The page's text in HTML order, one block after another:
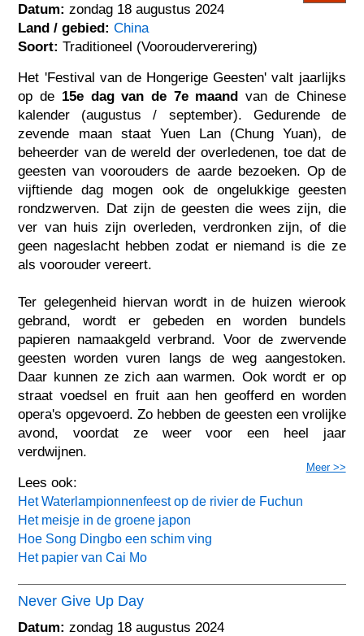
Datum: zondag 18 augustus 2024
Land / gebied: China
Soort: Traditioneel (Voorouderverering)
Het 'Festival van de Hongerige Geesten' valt jaarlijks
op de 15e dag van de 7e maand van de Chinese
kalender (augustus / september). Gedurende de
zevende maan staat Yuen Lan (Chung Yuan), de
beheerder van de wereld der overledenen, toe dat de
geesten van voorouders de aarde bezoeken. Op de
vijftiende dag mogen ook de ongelukkige geesten
rondzwerven. Dat zijn de geesten die wees zijn, die
ver van huis zijn overleden, verdronken zijn, of die
geen nageslacht hebben zodat er niemand is die ze
als voorouder vereert.
Ter gelegenheid hiervan wordt in de huizen wierook
gebrand, wordt er gebeden en worden bundels
papieren namaakgeld verbrand. Voor de zwervende
geesten worden vuren langs de weg aangestoken.
Daar kunnen ze zich aan warmen. Ook wordt er op
straat voedsel en fruit aan hen geofferd en worden
opera's opgevoerd. Zo hebben de geesten een vrolijke
avond, voordat ze weer voor een heel jaar
verdwijnen.
Meer >>
Lees ook:
Het Waterlampionnenfeest op de rivier de Fuchun
Het meisje in de groene japon
Hoe Song Dingbo een schim ving
Het papier van Cai Mo
Never Give Up Day
Datum: zondag 18 augustus 2024